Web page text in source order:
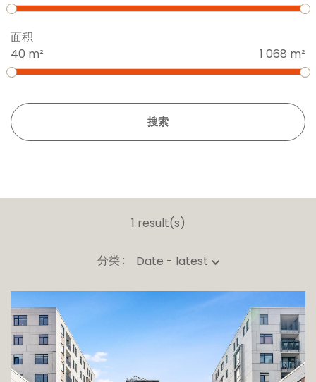
面积
40 m²
1 068 m²
搜索
1 result(s)
分类 : Date - latest